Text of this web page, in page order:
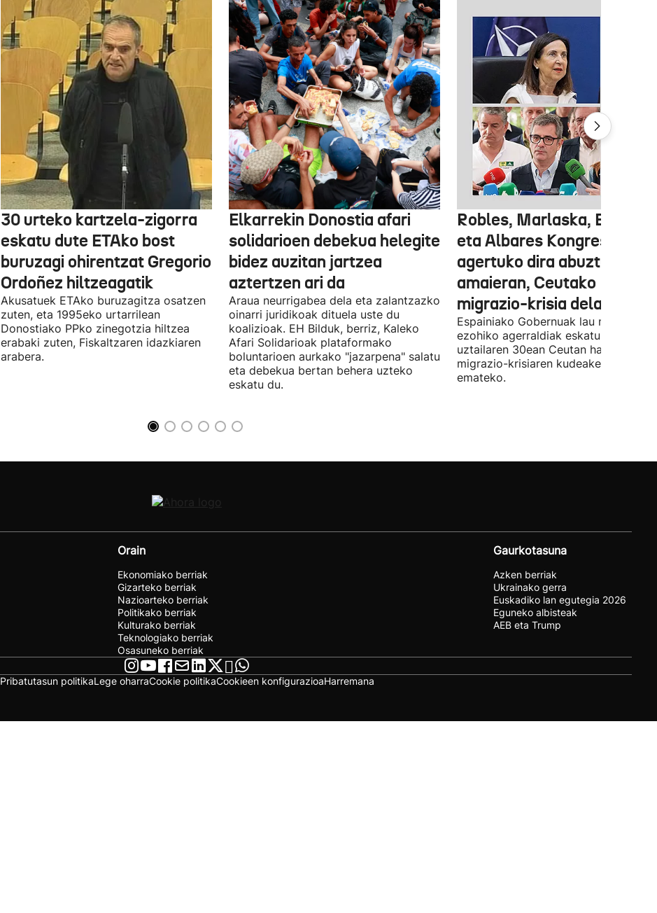
30 urteko kartzela-zigorra
eskatu dute ETAko bost
buruzagi ohirentzat Gregorio
Ordoñez hiltzeagatik
Akusatuek ETAko buruzagitza osatzen
zuten, eta 1995eko urtarrilean
Donostiako PPko zinegotzia hiltzea
erabaki zuten, Fiskaltzaren idazkiaren
arabera.
Elkarrekin Donostia afari
solidarioen debekua helegite
bidez auzitan jartzea
aztertzen ari da
Araua neurrigabea dela eta zalantzazko
oinarri juridikoak dituela uste du
koalizioak. EH Bilduk, berriz, Kaleko
Afari Solidarioak plataformako
boluntarioen aurkako "jazarpena" salatu
eta debekua bertan behera uzteko
eskatu du.
Robles, Marlaska, Bolaños
eta Albares Kongresuan
agertuko dira abuztuaren
amaieran, Ceutako
migrazio-krisia dela eta
Espainiako Gobernuak lau ministroen
ezohiko agerraldiak eskatu ditu,
uztailaren 30ean Ceutan hasitako
migrazio-krisiaren kudeaketaren berri
emateko.
Orain
Ekonomiako berriak
Gizarteko berriak
Nazioarteko berriak
Politikako berriak
Kulturako berriak
Teknologiako berriak
Osasuneko berriak
Gaurkotasuna
Azken berriak
Ukrainako gerra
Euskadiko lan egutegia 2026
Eguneko albisteak
AEB eta Trump
Pribatutasun politikaLege oharraCookie politikaCookieen konfigurazioaHarremana